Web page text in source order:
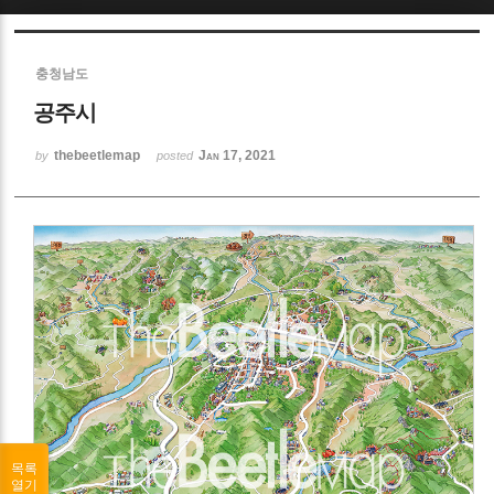
충청남도
공주시
by thebeetlemap posted Jan 17, 2021
목록
열기
Sketchbook5, 스케치북5
Sketchbook5, 스케치북5